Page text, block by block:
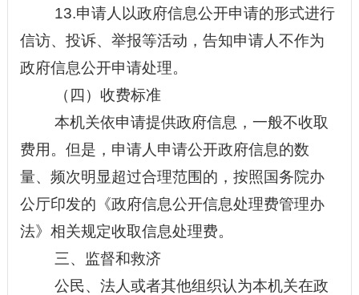
13.申请人以政府信息公开申请的形式进行
信访、投诉、举报等活动，告知申请人不作为
政府信息公开申请处理。
（四）收费标准
本机关依申请提供政府信息，一般不收取
费用。但是，申请人申请公开政府信息的数
量、频次明显超过合理范围的，按照国务院办
公厅印发的《政府信息公开信息处理费管理办
法》相关规定收取信息处理费。
三、监督和救济
公民、法人或者其他组织认为本机关在政